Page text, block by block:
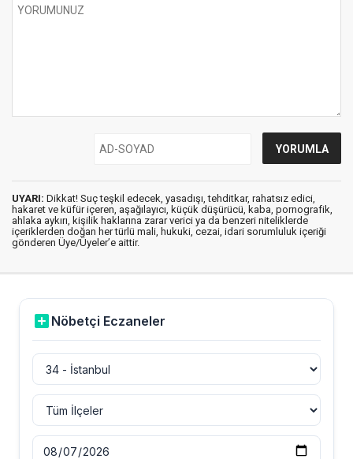
UYARI: Dikkat! Suç teşkil edecek, yasadışı, tehditkar, rahatsız edici,
hakaret ve küfür içeren, aşağılayıcı, küçük düşürücü, kaba, pornografik,
ahlaka aykırı, kişilik haklarına zarar verici ya da benzeri niteliklerde
içeriklerden doğan her türlü mali, hukuki, cezai, idari sorumluluk içeriği
gönderen Üye/Üyeler’e aittir.